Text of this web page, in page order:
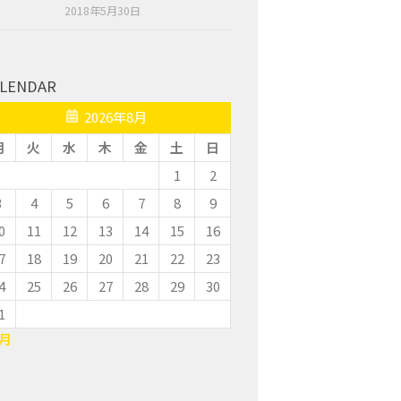
2018年5月30日
2026年8月
火 水 木 金 土
日
1
2
4 5 6 7 8
9
11 12 13 14 15
16
18 19 20 21 22
23
25 26 27 28 29
30